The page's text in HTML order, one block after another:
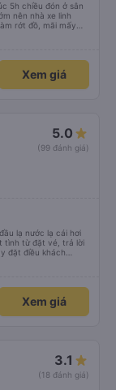
5h chiều đón ở sân
nên nhà xe linh
rớt đồ, mãi mấy
tìm lại. Lần sau
Xem giá
5.0
(99 đánh giá)
lạ nước lạ cái hơi
tình từ đặt vé, trả lời
đặt điều khách
này!
Xem giá
3.1
(18 đánh giá)